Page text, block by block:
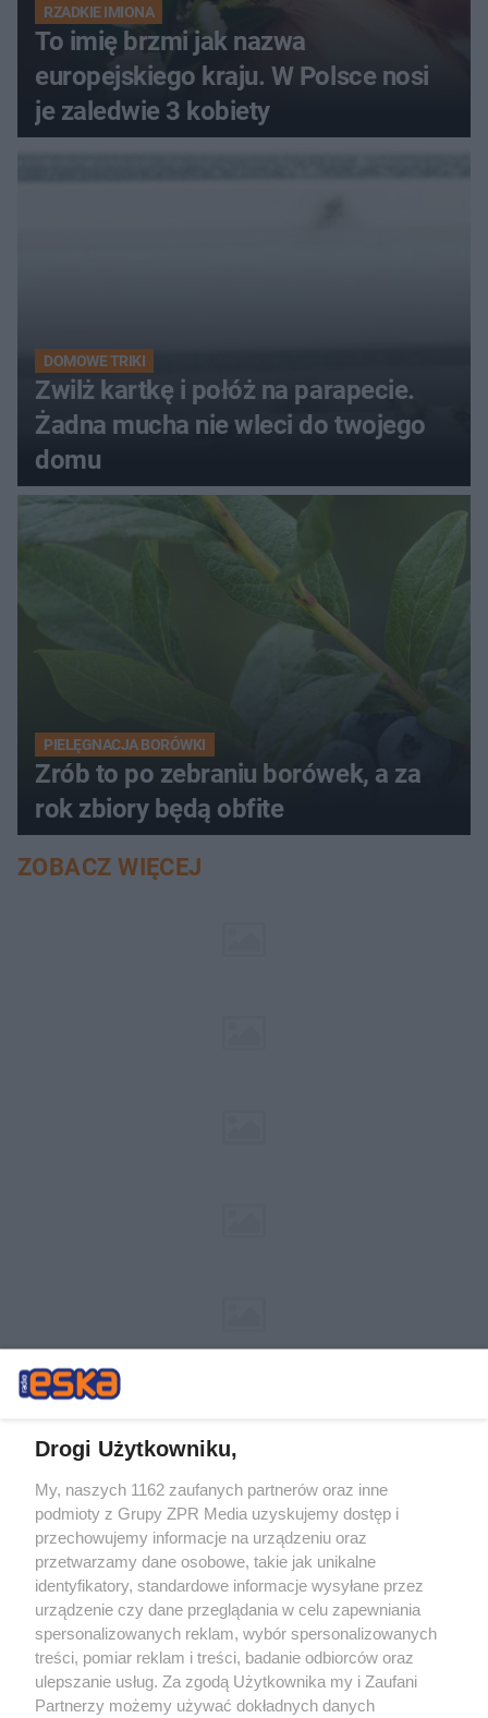
RZADKIE IMIONA
To imię brzmi jak nazwa
europejskiego kraju. W Polsce nosi
je zaledwie 3 kobiety
DOMOWE TRIKI
Zwilż kartkę i połóż na parapecie.
Żadna mucha nie wleci do twojego
domu
PIELĘGNACJA BORÓWKI
Zrób to po zebraniu borówek, a za
rok zbiory będą obfite
ZOBACZ WIĘCEJ
Żaden utwór zamieszczony w serwisie nie może być powielany i
rozpowszechniany lub dalej rozpowszechniany w jakikolwiek sposób (w
tym także elektroniczny lub mechaniczny) na jakimkolwiek polu
eksploatacji w jakiejkolwiek formie, włącznie z umieszczaniem w
Internecie bez pisemnej zgody właściciela praw. Jakiekolwiek użycie lub
wykorzystanie utworów w całości lub w części z naruszeniem prawa,
tzn. bez właściwej zgody, jest zabronione pod groźbą kary i może być
ścigane prawnie.
Drogi Użytkowniku,
My, naszych 1162 zaufanych partnerów oraz inne
podmioty z Grupy ZPR Media uzyskujemy dostęp i
przechowujemy informacje na urządzeniu oraz
przetwarzamy dane osobowe, takie jak unikalne
identyfikatory, standardowe informacje wysyłane przez
urządzenie czy dane przeglądania w celu zapewniania
spersonalizowanych reklam, wybór spersonalizowanych
treści, pomiar reklam i treści, badanie odbiorców oraz
ulepszanie usług. Za zgodą Użytkownika my i Zaufani
Partnerzy możemy używać dokładnych danych